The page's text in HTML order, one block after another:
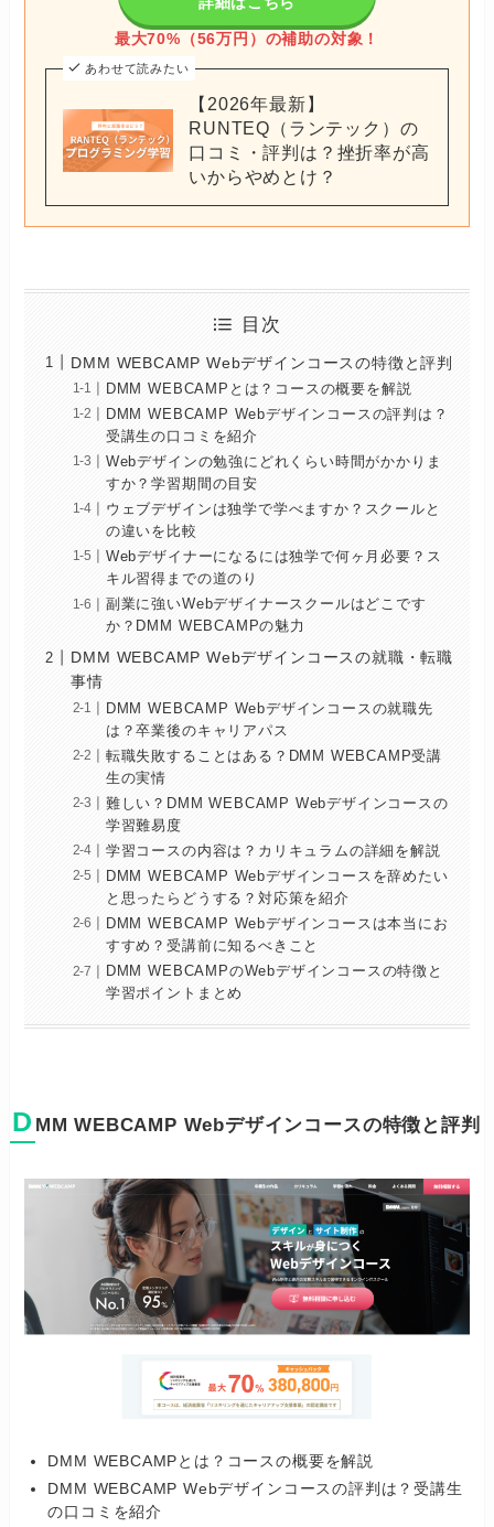
最大70%（56万円）の補助の対象！
あわせて読みたい
【2026年最新】
RUNTEQ（ランテック）の
口コミ・評判は？挫折率が高
いからやめとけ？
目次
DMM WEBCAMP Webデザインコースの特徴と評判
DMM WEBCAMPとは？コースの概要を解説
DMM WEBCAMP Webデザインコースの評判は？
受講生の口コミを紹介
Webデザインの勉強にどれくらい時間がかかりま
すか？学習期間の目安
ウェブデザインは独学で学べますか？スクールと
の違いを比較
Webデザイナーになるには独学で何ヶ月必要？ス
キル習得までの道のり
副業に強いWebデザイナースクールはどこです
か？DMM WEBCAMPの魅力
DMM WEBCAMP Webデザインコースの就職・転職
事情
DMM WEBCAMP Webデザインコースの就職先
は？卒業後のキャリアパス
転職失敗することはある？DMM WEBCAMP受講
生の実情
難しい？DMM WEBCAMP Webデザインコースの
学習難易度
学習コースの内容は？カリキュラムの詳細を解説
DMM WEBCAMP Webデザインコースを辞めたい
と思ったらどうする？対応策を紹介
DMM WEBCAMP Webデザインコースは本当にお
すすめ？受講前に知るべきこと
DMM WEBCAMPのWebデザインコースの特徴と
学習ポイントまとめ
D MM WEBCAMP Webデザインコースの特徴と評判
DMM WEBCAMPとは？コースの概要を解説
DMM WEBCAMP Webデザインコースの評判は？受講生
の口コミを紹介